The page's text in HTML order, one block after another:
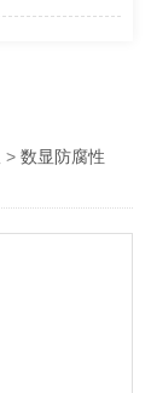
>数显防腐性